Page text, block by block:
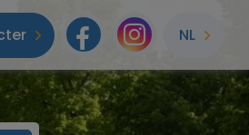
Facebook
NL